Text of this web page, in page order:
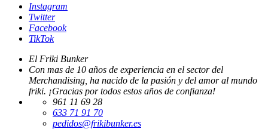
Instagram
Twitter
Facebook
TikTok
El Friki Bunker
Con mas de 10 años de experiencia en el sector del
Merchandising, ha nacido de la pasión y del amor al mundo
friki. ¡Gracias por todos estos años de confianza!
961 11 69 28
633 71 91 70
pedidos@frikibunker.es